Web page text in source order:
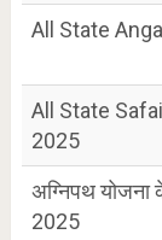
All State
All State
2025
अग्निपथ योजना
2025